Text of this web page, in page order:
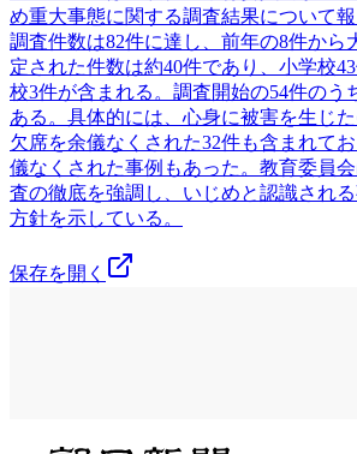
め重大事態に関する調査結果について
調査件数は82件に達し、前年の8件から
定された件数は約40件であり、小学校
校3件が含まれる。調査開始の54件のう
ある。具体的には、心身に被害を生じた
欠席を余儀なくされた32件も含まれて
儀なくされた事例もあった。教育委員
査の徹底を強調し、いじめと認識され
方針を示している。
保存を開く